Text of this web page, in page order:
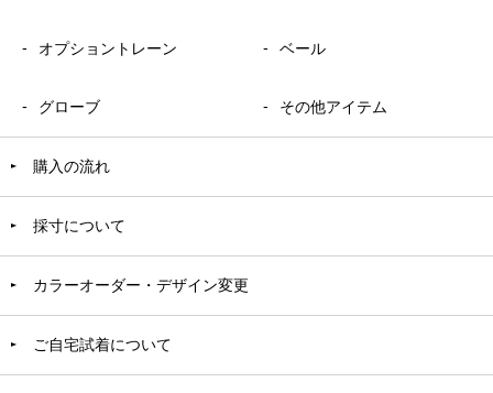
オプショントレーン ベール
グローブ その他アイテム
購入の流れ
採寸について
カラーオーダー・デザイン変更
ご自宅試着について